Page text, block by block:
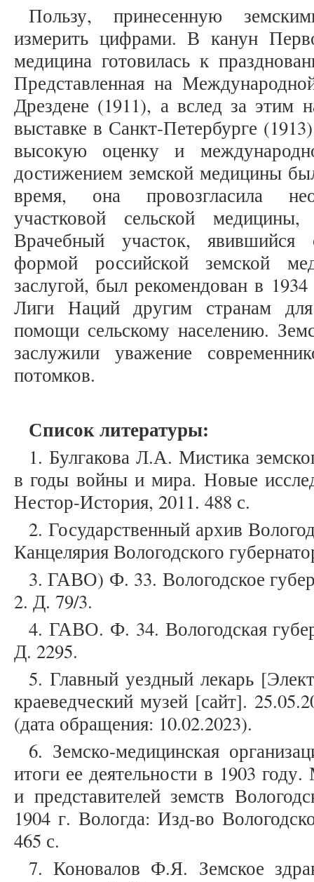
Пользу, принесенную
измерить цифрами. В канун
медицина готовилась к
Представленная на
Дрездене (1911), а вслед за этим
выставке в Санкт-Петербурге
высокую оценку и
достижением земской медицины
время, она провозгласила
участковой сельской
Врачебный участок, явившийся
формой российской земской
заслугой, был рекомендован в
Лиги Наций другим странам для
помощи сельскому населению.
заслужили уважение
потомков.
Список литературы:
1. Булгакова Л.А. Мистика
в годы войны и мира. Новые
Нестор-История, 2011. 488 с.
2. Государственный архив
Канцелярия Вологодского
3. ГАВО) Ф. 33. Вологодское
2. Д. 79/3.
4. ГАВО. Ф. 34. Вологодская
Д. 2295.
5. Главный уездный лекарь
краеведческий музей [сайт].
(дата обращения: 10.02.2023).
6. Земско-медицинская
итоги ее деятельности в 1903
и представителей земств
1904 г. Вологда: Изд-во
465 с.
7. Коновалов Ф.Я. Земское